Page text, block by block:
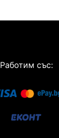
Работим със: